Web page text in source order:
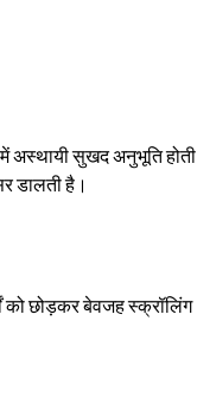
अस्थायी सुखद अनुभूति होती
डालती है।
को छोड़कर बेवजह स्क्रॉलिंग